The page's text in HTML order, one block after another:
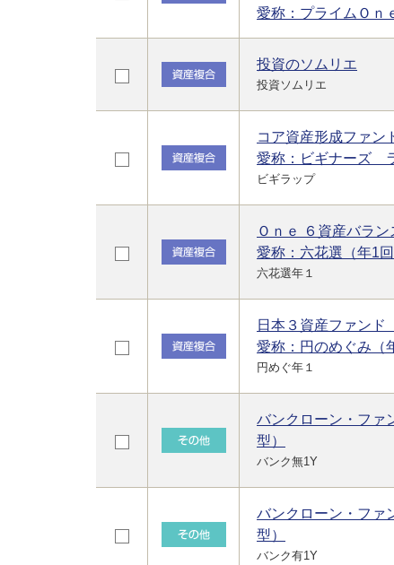
愛称：プライムＯｎ
投資のソムリエ
投資ソムリエ
コア資産形成ファン
愛称：ビギナーズ
ビギラップ
Ｏｎｅ ６資産バラン
愛称：六花選（年1回
六花選年１
日本３資産ファンド
愛称：円のめぐみ（
円めぐ年１
バンクローン・ファ
型）
バンク無1Y
バンクローン・ファ
型）
バンク有1Y